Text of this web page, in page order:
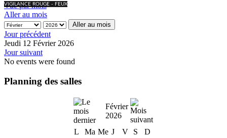
VIGILANCE ROUGE - FEUX
Vue par mois
Aller au mois
Aller au mois
Jour précédent
Jeudi 12 Février 2026
Jour suivant
No events were found
Planning des salles
Février
2026
L
Ma Me J V S
D